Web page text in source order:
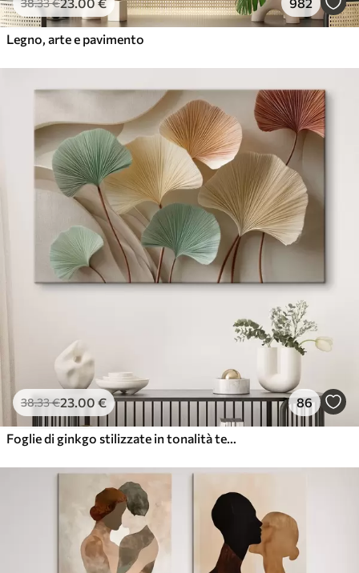
38.33€
Legno, arte e pavimento
38.33€23.00 € 86
Foglie di ginkgo stilizzate in tonalità tenui